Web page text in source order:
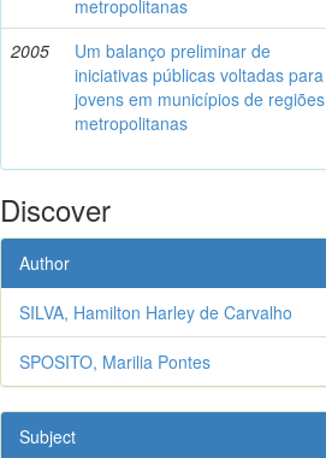
metropolitanas
2005
Um balanço preliminar de
iniciativas públicas voltadas para
jovens em municípios de regiões
metropolitanas
Discover
Author
SILVA, Hamilton Harley de Carvalho
SPOSITO, Marilia Pontes
Subject